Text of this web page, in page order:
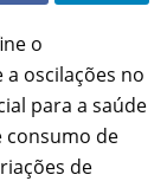
o
oscilações no
para a saúde
consumo de
de